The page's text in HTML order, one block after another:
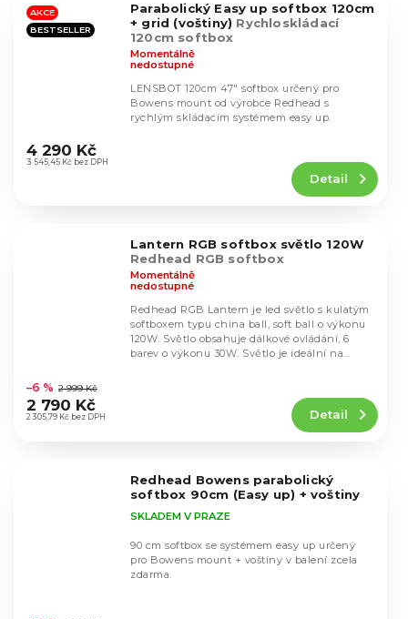
hvězdiček.
AKCE
BESTSELLER
Parabolický Easy up softbox 120cm
+ grid (voštiny) Rychloskládací
120cm softbox
hodnocení
produktu
Momentálně
nedostupné
3 545,45 Kč bez DPH
4 290 Kč
Detail
LENSBOT 120cm 47" softbox určený pro
Bowens mount od výrobce Redhead s
rychlým skládacím systémem easy up.
Lantern RGB softbox světlo 120W
Redhead RGB softbox
hodnocení
produktu
je
Momentálně
nedostupné
2 305,79 Kč bez DPH
–6 % 2 999 Kč
2 790 Kč Detail
Redhead RGB Lantern je led světlo s kulatým
softboxem typu china ball, soft ball o výkonu
120W. Světlo obsahuje dálkové ovládání, 6
barev o výkonu 30W. Světlo je ideální na...
Redhead Bowens parabolický
softbox 90cm (Easy up) + voštiny
SKLADEM V PRAZE
90 cm softbox se systémem easy up určený
pro Bowens mount + voštiny v balení zcela
zdarma.